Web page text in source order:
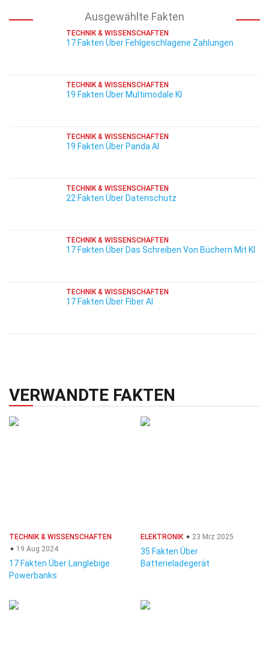
Ausgewählte Fakten
TECHNIK & WISSENSCHAFTEN
17 Fakten Über Fehlgeschlagene Zahlungen
TECHNIK & WISSENSCHAFTEN
19 Fakten Über Multimodale KI
TECHNIK & WISSENSCHAFTEN
19 Fakten Über Panda AI
TECHNIK & WISSENSCHAFTEN
22 Fakten Über Datenschutz
TECHNIK & WISSENSCHAFTEN
17 Fakten Über Das Schreiben Von Büchern Mit KI
TECHNIK & WISSENSCHAFTEN
17 Fakten Über Fiber AI
VERWANDTE FAKTEN
TECHNIK & WISSENSCHAFTEN
19 Aug 2024
17 Fakten Über Langlebige
Powerbanks
ELEKTRONIK 23 Mrz 2025
35 Fakten Über
Batterieladegerät